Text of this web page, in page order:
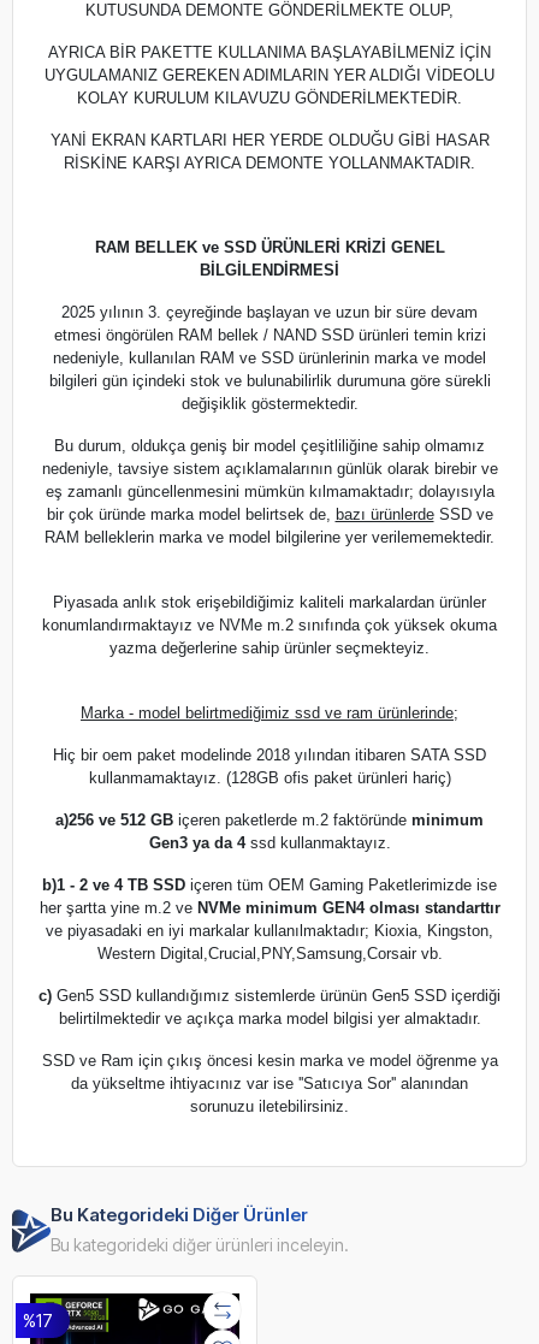
KUTUSUNDA DEMONTE GÖNDERİLMEKTE OLUP,
AYRICA BİR PAKETTE KULLANIMA BAŞLAYABİLMENİZ İÇİN
UYGULAMANIZ GEREKEN ADIMLARIN YER ALDIĞI VİDEOLU
KOLAY KURULUM KILAVUZU GÖNDERİLMEKTEDİR.
YANİ EKRAN KARTLARI HER YERDE OLDUĞU GİBİ HASAR
RİSKİNE KARŞI AYRICA DEMONTE YOLLANMAKTADIR.
RAM BELLEK ve SSD ÜRÜNLERİ KRİZİ GENEL
BİLGİLENDİRMESİ
2025 yılının 3. çeyreğinde başlayan ve uzun bir süre devam
etmesi öngörülen RAM bellek / NAND SSD ürünleri temin krizi
nedeniyle, kullanılan RAM ve SSD ürünlerinin marka ve model
bilgileri gün içindeki stok ve bulunabilirlik durumuna göre sürekli
değişiklik göstermektedir.
Bu durum, oldukça geniş bir model çeşitliliğine sahip olmamız
nedeniyle, tavsiye sistem açıklamalarının günlük olarak birebir ve
eş zamanlı güncellenmesini mümkün kılmamaktadır; dolayısıyla
bir çok üründe marka model belirtsek de, bazı ürünlerdeSSD ve
RAM belleklerin marka ve model bilgilerine yer verilememektedir.
Piyasada anlık stok erişebildiğimiz kaliteli markalardan ürünler
konumlandırmaktayız ve NVMe m.2 sınıfında çok yüksek okuma
yazma değerlerine sahip ürünler seçmekteyiz.
Marka - model belirtmediğimiz ssd ve ram ürünlerinde;
Hiç bir oem paket modelinde 2018 yılından itibaren SATA SSD
kullanmamaktayız. (128GB ofis paket ürünleri hariç)
a)256 ve 512 GB içeren paketlerde m.2 faktöründe minimum
Gen3 ya da 4ssd kullanmaktayız.
b)1 - 2 ve 4 TB SSD içeren tüm OEM Gaming Paketlerimizde ise
her şartta yine m.2 ve NVMe minimum GEN4 olması standarttır
ve piyasadaki en iyi markalar kullanılmaktadır; Kioxia, Kingston,
Western Digital,Crucial,PNY,Samsung,Corsair vb.
c) Gen5 SSD kullandığımız sistemlerde ürünün Gen5 SSD içerdiği
belirtilmektedir ve açıkça marka model bilgisi yer almaktadır.
SSD ve Ram için çıkış öncesi kesin marka ve model öğrenme ya
da yükseltme ihtiyacınız var ise ''Satıcıya Sor'' alanından
sorunuzu iletebilirsiniz.
Bu Kategorideki Diğer Ürünler
Bu kategorideki diğer ürünleri inceleyin.
%17